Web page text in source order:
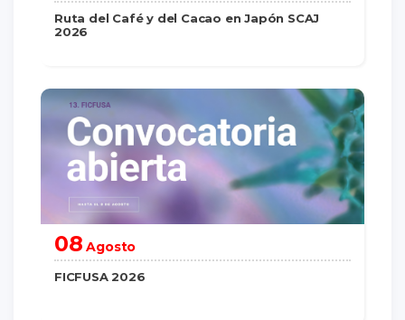
Ruta del Café y del Cacao en Japón SCAJ
2026
saber más
08 Agosto
FICFUSA 2026